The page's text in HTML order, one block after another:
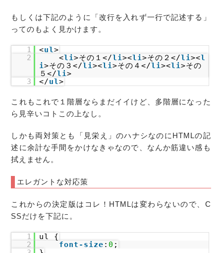
もしくは下記のように「改行を入れず一行で記述する」
ってのもよく見かけます。
1 <ul>
2
<li>その１</li><li>その２</li><l
i>その３</li><li>その４</li><li>その
５</li>
3
</ul>
これもこれで１階層ならまだイイけど、多階層になった
ら見辛いコトこの上なし。
しかも両対策とも「見栄え」のハナシなのにHTMLの記
述に余計な手間をかけなきゃなので、なんか筋違い感も
拭えません。
エレガントな対応策
これからの決定版はコレ！HTMLは変わらないので、C
SSだけを下記に。
1
ul {
2
font-size : 0 ;